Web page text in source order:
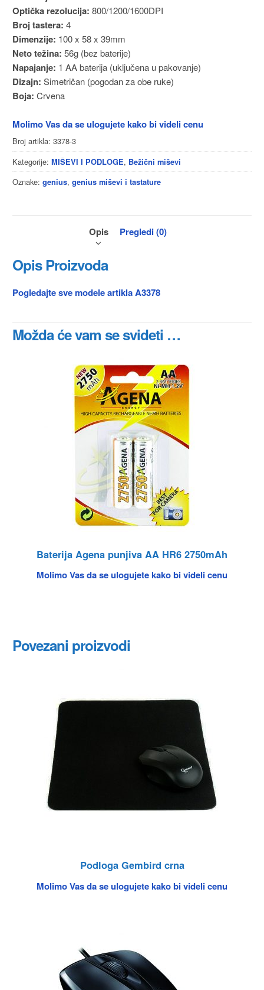
Optička rezolucija: 800/1200/1600DPI
Broj tastera: 4
Dimenzije: 100 x 58 x 39mm
Neto težina: 56g (bez baterije)
Napajanje: 1 AA baterija (uključena u pakovanje)
Dizajn: Simetričan (pogodan za obe ruke)
Boja: Crvena
Molimo Vas da se ulogujete kako bi videli cenu
Broj artikla: 3378-3
Kategorije: MIŠEVI I PODLOGE, Bežični miševi
Oznake: genius, genius miševi i tastature
Opis Pregledi (0)
Opis Proizvoda
Pogledajte sve modele artikla A3378
Možda će vam se svideti …
Baterija Agena punjiva AA HR6 2750mAh
Molimo Vas da se ulogujete kako bi videli cenu
Povezani proizvodi
Podloga Gembird crna
Molimo Vas da se ulogujete kako bi videli cenu